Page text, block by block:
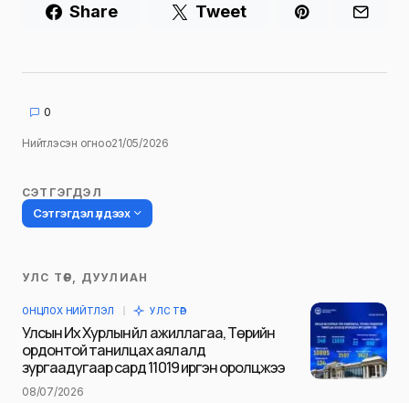
Share Tweet
0
Нийтлэсэн огноо21/05/2026
СЭТГЭГДЭЛ
Сэтгэгдэл үлдээх
Таны имэйл хаягийг нийтлэхгүй.
тэмдэглэсэн
Name
УЛС ТӨР, ДУУЛИАН
ОНЦЛОХ НИЙТЛЭЛ УЛС ТӨР
Улсын Их Хурлын үйл ажиллагаа, Төрийн
ордонтой танилцах аялалд
зургаадугаар сард 11019 иргэн оролцжээ
08/07/2026